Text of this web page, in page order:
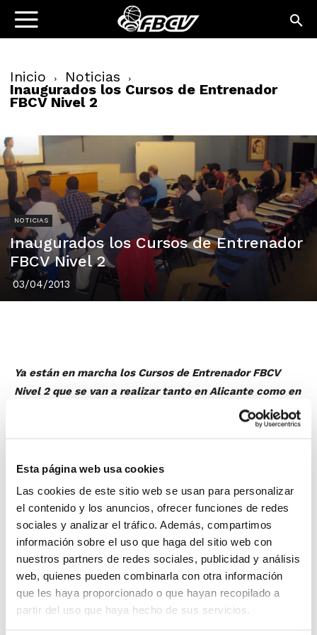
Esta página web usa cookies
Las cookies de este sitio web se usan para personalizar
el contenido y los anuncios, ofrecer funciones de redes
sociales y analizar el tráfico. Además, compartimos
información sobre el uso que haga del sitio web con
nuestros partners de redes sociales, publicidad y análisis
web, quienes pueden combinarla con otra información
que les haya proporcionado o que hayan recopilado a
partir del uso que haya hecho de sus servicios.
Inicio Noticias
Inaugurados los Cursos de Entrenador
FBCV Nivel 2
NOTICIAS
Inaugurados los Cursos de Entrenador
FBCV Nivel 2
03/04/2013
Ya están en marcha los Cursos de Entrenador FBCV
Nivel 2 que se van a realizar tanto en Alicante como en
Valencia, y cuyos aspirantes buscan obtener el título
de entrenador para poder realizar estas funciones de
Los Cursos arrancan con los contenidos en formato
el mes de julio será cuando se impartirán la mayor
parte de los contenidos presenciales en un formativo
intensivo.
En primer lugar, se darán los contenidos
del Bloque Común, posteriormente
llegarán las asignaturas del Bloque